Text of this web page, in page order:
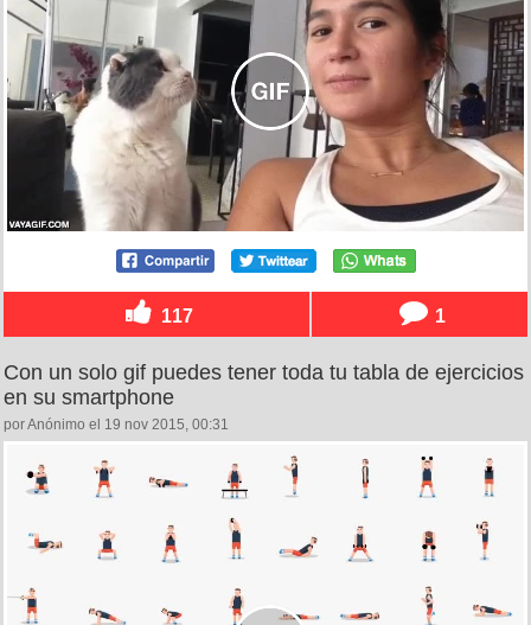
117 1
Con un solo gif puedes tener toda tu tabla de ejercicios
en su smartphone
por Anónimo el 19 nov 2015, 00:31